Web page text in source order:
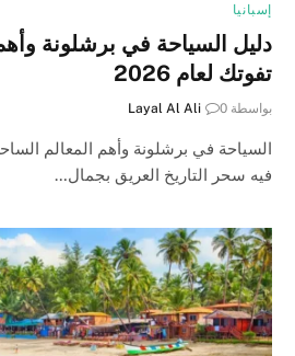
إسبانيا
دليل السياحة في برشلونة وأهم
تفوتك لعام 2026
بواسطة Layal Al Ali 0
السياحة في برشلونة وأهم المعالم
فيه سحر التاريخ العريق بجمال…